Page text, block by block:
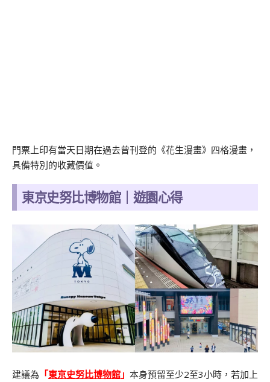
門票上印有當天日期在過去曾刊登的《花生漫畫》四格漫畫，
具備特別的收藏價值。
東京史努比博物館｜遊園心得
建議為 「東京史努比博物館 」 本身預留至少2至3小時，若加上